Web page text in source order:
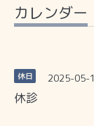
カレンダー
休日 2025-05-
休診